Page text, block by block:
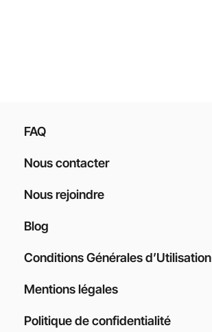
FAQ
Nous contacter
Nous rejoindre
Blog
Conditions Générales d’Utilisation
Mentions légales
Politique de confidentialité